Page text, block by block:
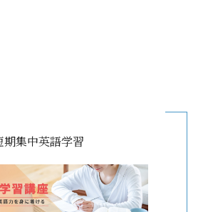
集中英語学習